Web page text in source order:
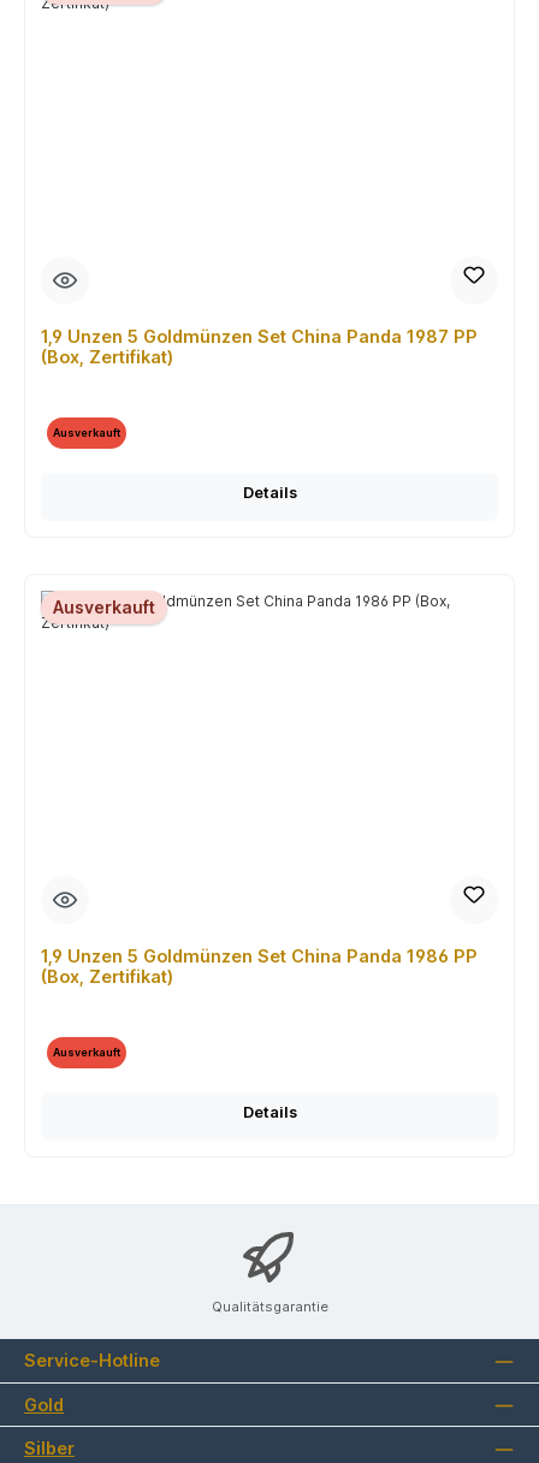
1,9 Unzen 5 Goldmünzen Set China Panda 1987 PP
(Box, Zertifikat)
Ausverkauft
Details
Ausverkauft
1,9 Unzen 5 Goldmünzen Set China Panda 1986 PP
(Box, Zertifikat)
Ausverkauft
Details
Qualitätsgarantie
Service-Hotline
Gold
Silber